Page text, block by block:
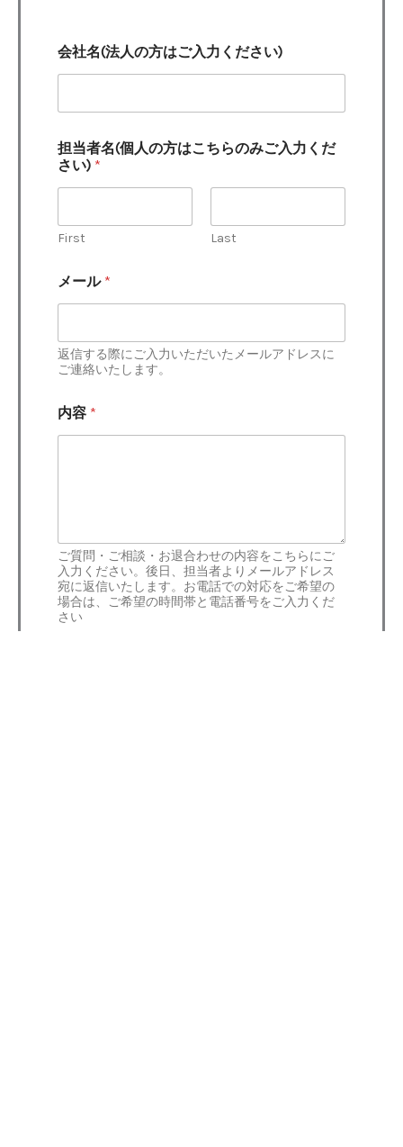
会社名(法人の方はご入力ください)
担当者名(個人の方はこちらのみご入力くだ
さい) *
First Last
メール *
返信する際にご入力いただいたメールアドレスに
ご連絡いたします。
内容 *
ご質問・ご相談・お退合わせの内容をこちらにご
入力ください。後日、担当者よりメールアドレス
宛に返信いたします。お電話での対応をご希望の
場合は、ご希望の時間帯と電話番号をご入力くだ
さい